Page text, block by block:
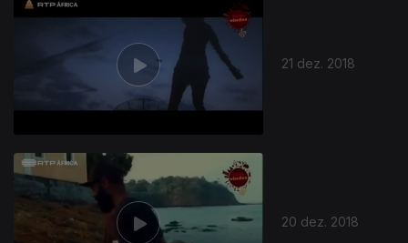
21 dez. 2018
20 dez. 2018